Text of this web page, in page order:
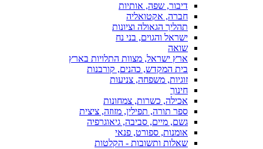
דיבור, שפה, אותיות
חברה, אקטואליה
תהליך הגאולה וציונות
ישראל והגוים, בני נח
שואה
ארץ ישראל, מצוות התלויות בארץ
בית המקדש, כהנים, קורבנות
זוגיות, משפחה, צניעות
חינוך
אכילה, כשרות, צמחונות
ספר תורה, תפילין, מזוזה, ציצית
גשם, מיים, סביבה, גיאוגרפיה
אומנות, ספורט, פנאי
שאלות ותשובות - הקלטות